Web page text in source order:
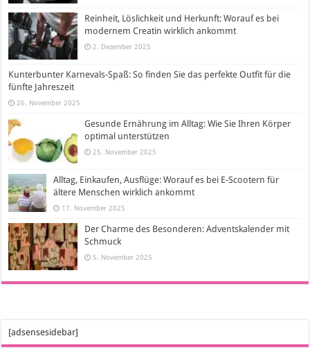
Reinheit, Löslichkeit und Herkunft: Worauf es bei
modernem Creatin wirklich ankommt
2. Dezember 2025
Kunterbunter Karnevals-Spaß: So finden Sie das perfekte Outfit für die
fünfte Jahreszeit
26. November 2025
Gesunde Ernährung im Alltag: Wie Sie Ihren Körper
optimal unterstützen
25. November 2025
Alltag, Einkaufen, Ausflüge: Worauf es bei E-Scootern für
ältere Menschen wirklich ankommt
17. November 2025
Der Charme des Besonderen: Adventskalender mit
Schmuck
5. November 2025
[adsensesidebar]